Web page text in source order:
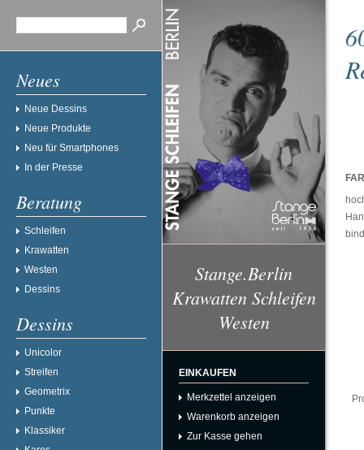
Neues
Neue Dessins
Neue Produkte
Neu für Smartphones
In der Presse
Beratung
Schleifen
Krawatten
Westen
Dessins
Dessins
Unicolor
Streifen
Geometrix
Punkte
Klassiker
Stange.Berlin
Krawatten Schleifen
Westen
EINKAUFEN
Merkzettel anzeigen
Warenkorb anzeigen
Zur Kasse gehen